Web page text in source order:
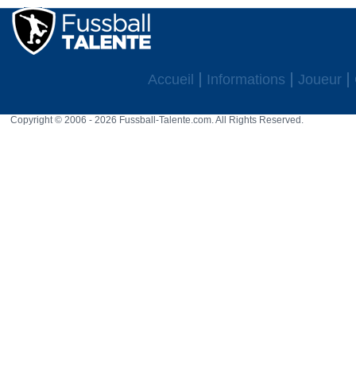
Accueil Informations Joueur
Copyright © 2006 - 2026 Fussball-Talente.com. All Rights Reserved.